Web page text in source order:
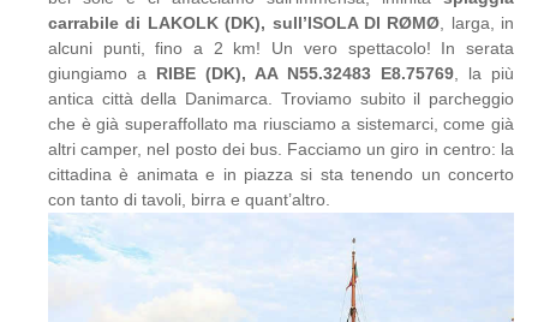
carrabile di LAKOLK (DK), sull’ISOLA DI RØMØ , larga, in
alcuni punti, fino a 2 km! Un vero spettacolo! In serata
giungiamo a RIBE (DK), AA N55.32483 E8.75769 , la più
antica città della Danimarca. Troviamo subito il parcheggio
che è già superaffollato ma riusciamo a sistemarci, come già
altri camper, nel posto dei bus. Facciamo un giro in centro: la
cittadina è animata e in piazza si sta tenendo un concerto
con tanto di tavoli, birra e quant’altro.